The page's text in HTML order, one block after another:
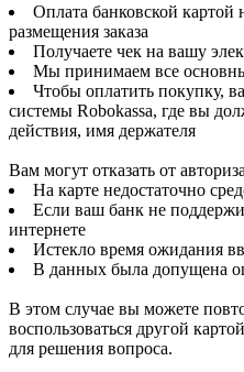
Оплата банковской картой
размещения заказа
Получаете чек на вашу
Мы принимаем все
Чтобы оплатить покупку,
системы Robokassa, где вы
действия, имя держателя
Вам могут отказать от
На карте недостаточно
Если ваш банк не
интернете
Истекло время ожидания
В данных была допущена
В этом случае вы можете
воспользоваться другой
для решения вопроса.